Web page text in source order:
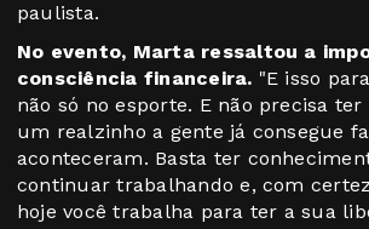
paulista.
No evento, Marta ressaltou a
consciência financeira. "E isso
não só no esporte. E não precisa
um realzinho a gente já consegue
aconteceram. Basta ter
continuar trabalhando e, com
hoje você trabalha para ter a sua